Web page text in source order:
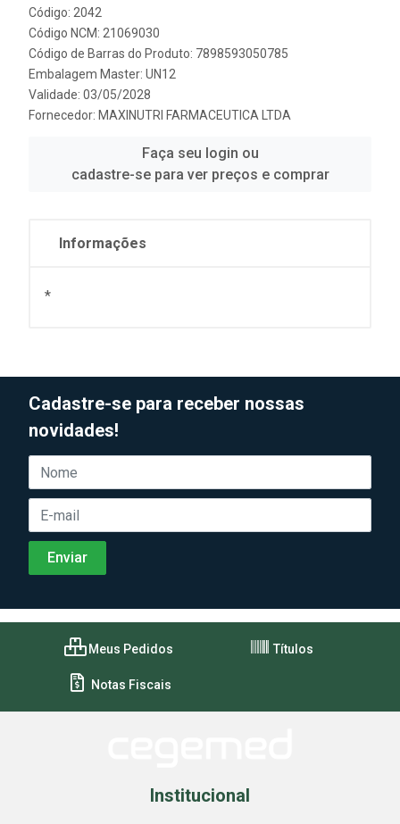
Código: 2042
Código NCM: 21069030
Código de Barras do Produto: 7898593050785
Embalagem Master: UN12
Validade: 03/05/2028
Fornecedor: MAXINUTRI FARMACEUTICA LTDA
Faça seu login ou
cadastre-se para ver preços e comprar
Informações
*
Cadastre-se para receber nossas
novidades!
Meus Pedidos Títulos
Notas Fiscais
Institucional